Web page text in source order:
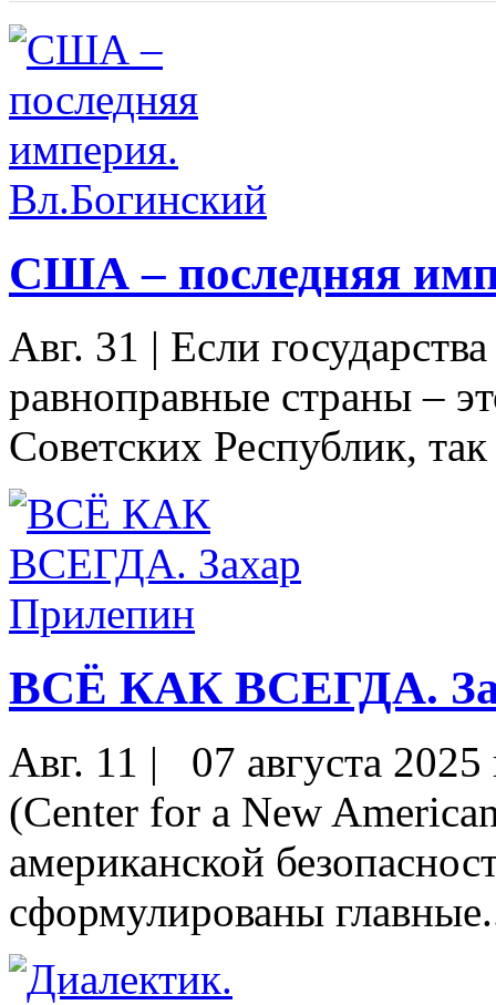
США – последняя
Авг. 31 | Если
равноправные страны –
Советских Республик,
ВСЁ КАК ВСЕГДА.
Авг. 11 |
07 августа
(Center for a New
американской
сформулированы